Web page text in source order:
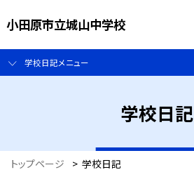
小田原市立城山中学校
学校日記メニュー
学校日記
トップページ > 学校日記